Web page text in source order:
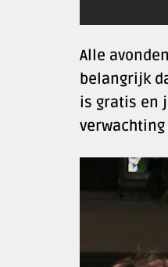
Alle
belangrijk
is gratis en
verwachting